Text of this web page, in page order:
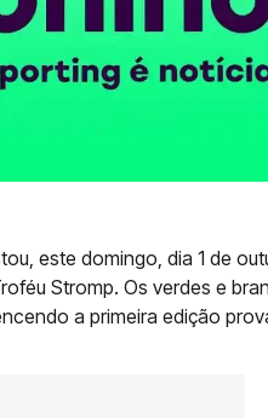
este domingo, dia 1 de
Stromp. Os verdes e
a primeira edição